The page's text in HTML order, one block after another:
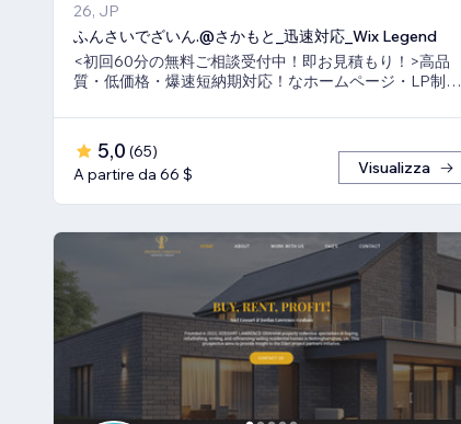
26, JP
ふんさいでざいん.@さかもと_迅速対応_Wix Legend
<初回60分の無料ご相談受付中！即お見積もり！>高品
質・低価格・爆速短納期対応！なホームページ・LP制作
5,0 (65)
A partire da 66 $
Visualizza